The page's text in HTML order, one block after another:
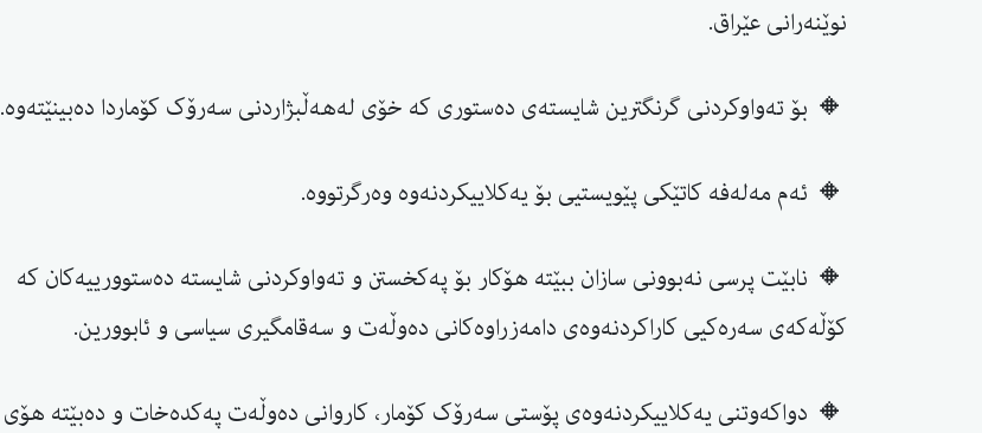
نوێنەرانی عێراق.
🔸 بۆ تەواوکردنی گرنگترین شایستەی دەستوری کە خۆی لەهەڵبژاردنی سەرۆک کۆماردا دەبینێتەوە.
🔸 ئەم مەلەفە کاتێکی پێویستیی بۆ یەکلاییکردنەوە وەرگرتووە.
🔸 نابێت پرسی نەبوونی سازان ببێتە هۆکار بۆ پەکخستن و تەواوکردنی شایستە دەستوورییەکان کە
کۆڵەکەی سەرەکیی کاراکردنەوەی دامەزراوەکانی دەوڵەت و سەقامگیری سیاسی و ئابوورین.
🔸 دواکەوتنی یەکلاییکردنەوەی پۆستی سەرۆک کۆمار، کاروانی دەوڵەت پەکدەخات و دەبێتە هۆی